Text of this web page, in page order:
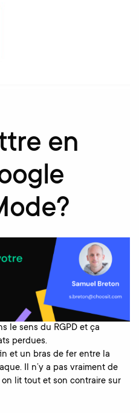
en
le sens du RGPD et ça
perdues.
et un bras de fer entre la
Il n’y a pas vraiment de
lit tout et son contraire sur